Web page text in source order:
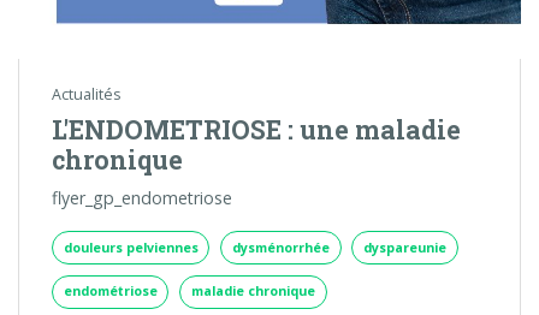
Actualités
L'ENDOMETRIOSE : une maladie
chronique
flyer_gp_endometriose
douleurs pelviennes dysménorrhée dyspareunie
endométriose maladie chronique